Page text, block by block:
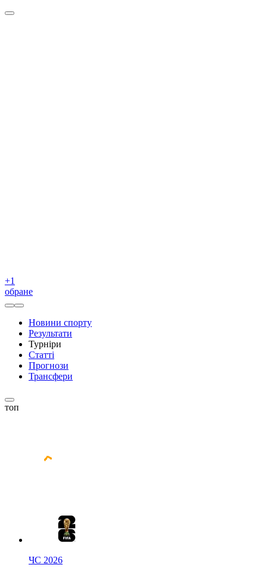
+1
обране
Новини спорту
Результати
Турніри
Статті
Прогнози
Трансфери
топ
ЧС 2026